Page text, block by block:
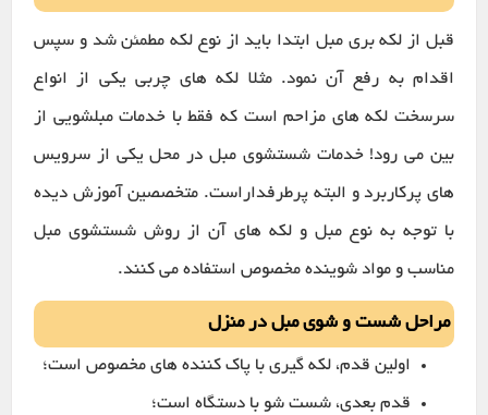
قبل از لکه بری مبل ابتدا باید از نوع لکه مطمئن شد و سپس
اقدام به رفع آن نمود. مثلا لکه های چربی یکی از انواع
سرسخت لکه های مزاحم است که فقط با خدمات مبلشویی از
بین می رود! خدمات شستشوی مبل در محل یکی از سرویس
های پرکاربرد و البته پرطرفداراست. متخصصین آموزش دیده
با توجه به نوع مبل و لکه های آن از روش شستشوی مبل
مناسب و مواد شوینده مخصوص استفاده می کنند.
مراحل شست و شوی مبل در منزل
اولین قدم، لکه گیری با پاک کننده های مخصوص است؛
قدم بعدی، شست شو با دستگاه است؛